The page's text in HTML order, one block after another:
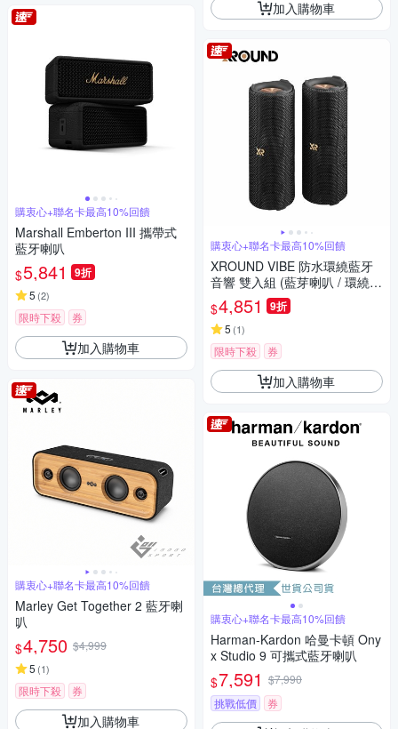
購衷心+聯名卡最高10%回饋
Marshall Emberton III 攜帶式
藍牙喇叭
$5,841 9折
5 (2)
限時下殺 券
加入購物車
購衷心+聯名卡最高10%回饋
Marley Get Together 2 藍牙喇
叭
$4,750 $4,999
5 (1)
限時下殺 券
加入購物車
加入購物車
購衷心+聯名卡最高10%回饋
XROUND VIBE 防水環繞藍牙
音響 雙入組 (藍芽喇叭 / 環繞音
效 / 邊充邊用)
$4,851 9折
5 (1)
限時下殺 券
加入購物車
購衷心+聯名卡最高10%回饋
Harman-Kardon 哈曼卡頓 Ony
x Studio 9 可攜式藍牙喇叭
$7,591 $7,990
挑戰低價
券